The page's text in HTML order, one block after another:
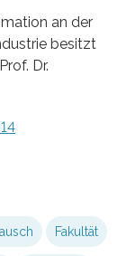
an der
besitzt
Dr.
Fakultät